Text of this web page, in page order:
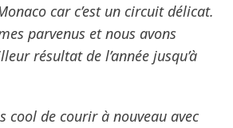
car c’est un circuit délicat.
parvenus et nous avons
résultat de l’année jusqu’à
cool de courir à nouveau avec